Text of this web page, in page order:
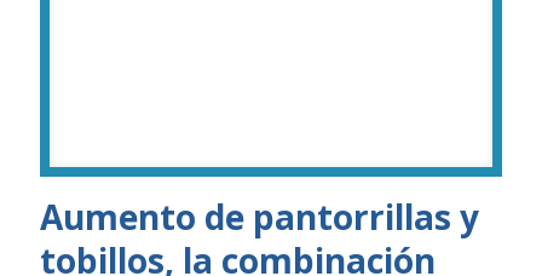
Aumento de pantorrillas y
tobillos, la combinación